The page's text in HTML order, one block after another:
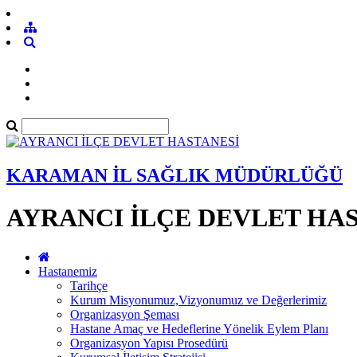
KARAMAN İL SAĞLIK MÜDÜRLÜĞÜ
AYRANCI İLÇE DEVLET
Hastanemiz
Tarihçe
Kurum Misyonumuz,Vizyonumuz ve Değerlerimiz
Organizasyon Şeması
Hastane Amaç ve Hedeflerine Yönelik Eylem Planı
Organizasyon Yapısı Prosedürü